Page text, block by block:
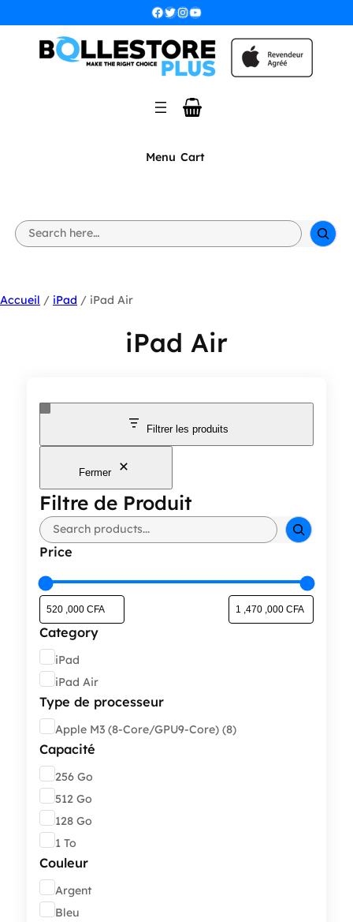
Facebook Twitter InstagramYouTube
Menu Cart
S
e
h
Accueil / iPad / iPad Air
iPad Air
Filtrer les produits
Fermer
Filtre de Produit
Rechercher
Price
Category
Catégorie
iPad
iPad Air
Type de processeur
Type
de
processeur
Apple M3 (8-Core/GPU9-Core) (8)
Capacité
Capacité
256 Go
512 Go
128 Go
1 To
Couleur
Couleur
Argent
Bleu